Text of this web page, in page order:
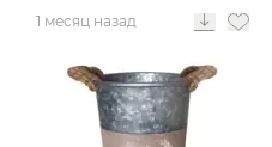
1 месяц назад